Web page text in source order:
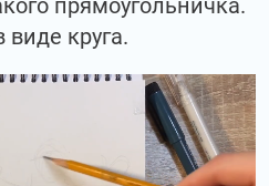
прямоугольничка.
виде круга.